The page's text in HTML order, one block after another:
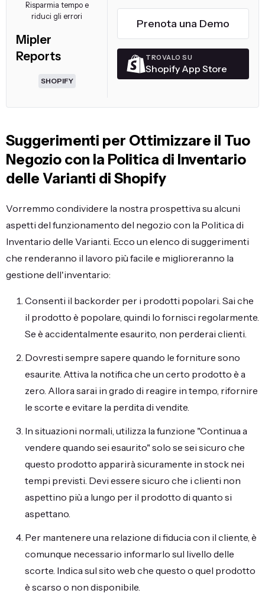
Risparmia tempo e
riduci gli errori
Mipler
Reports
SHOPIFY
Prenota una Demo
TROVALO SU
Shopify App Store
Suggerimenti per Ottimizzare il Tuo
Negozio con la Politica di Inventario
delle Varianti di Shopify
Vorremmo condividere la nostra prospettiva su alcuni
aspetti del funzionamento del negozio con la Politica di
Inventario delle Varianti. Ecco un elenco di suggerimenti
che renderanno il lavoro più facile e miglioreranno la
gestione dell'inventario:
Consenti il backorder per i prodotti popolari. Sai che
il prodotto è popolare, quindi lo fornisci regolarmente.
Se è accidentalmente esaurito, non perderai clienti.
Dovresti sempre sapere quando le forniture sono
esaurite. Attiva la notifica che un certo prodotto è a
zero. Allora sarai in grado di reagire in tempo, rifornire
le scorte e evitare la perdita di vendite.
In situazioni normali, utilizza la funzione "Continua a
vendere quando sei esaurito" solo se sei sicuro che
questo prodotto apparirà sicuramente in stock nei
tempi previsti. Devi essere sicuro che i clienti non
aspettino più a lungo per il prodotto di quanto si
aspettano.
Per mantenere una relazione di fiducia con il cliente, è
comunque necessario informarlo sul livello delle
scorte. Indica sul sito web che questo o quel prodotto
è scarso o non disponibile.